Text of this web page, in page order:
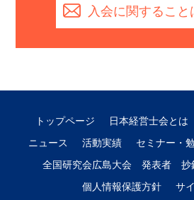
入会に関すること
トップページ 日本経営士会とは
ニュース
活動実績 セミナー・
全国研究会広島大会 発表者 抄
個人情報保護方針
サ